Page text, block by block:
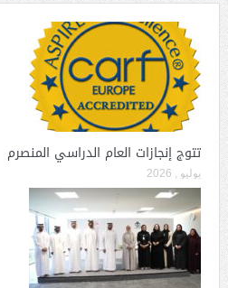
تتوج إنجازات العام الدراسي المنصرم
يوليو , 2026